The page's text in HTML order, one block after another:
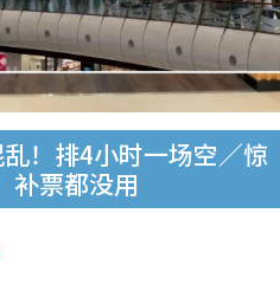
！排4小时一场空／惊
补票都没用